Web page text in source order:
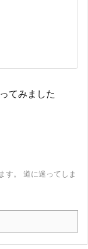
てみました
す。 道に迷ってしま